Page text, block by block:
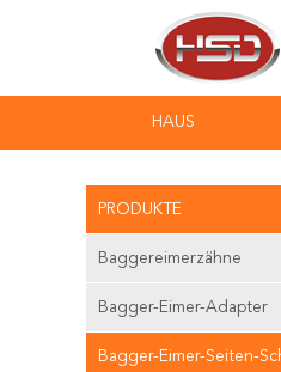
HAUS
PRODUKTE
Baggereimerzähne
Bagger-Eimer-Adapter
Bagger-Eimer-Seiten-